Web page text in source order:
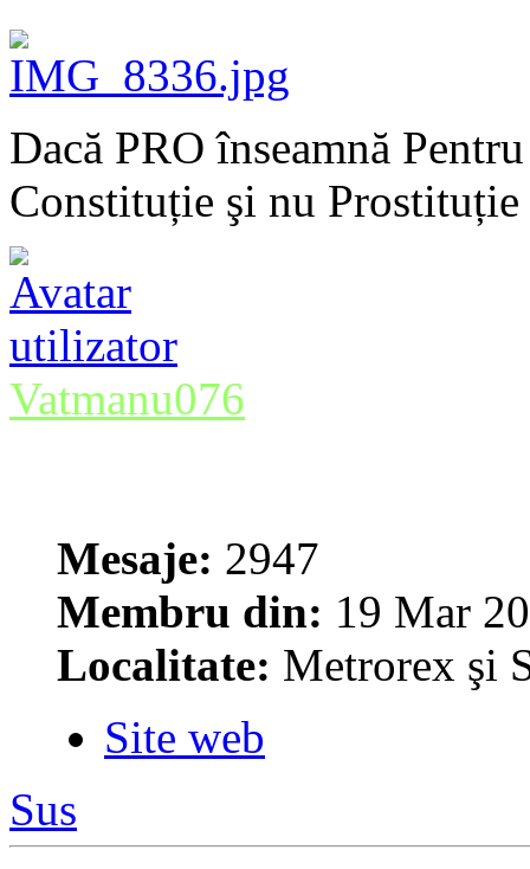
Dacă PRO înseamnă
Constituție şi nu Prostituție
Vatmanu076
Mesaje: 2947
Membru din: 19 Mar
Localitate: Metrorex şi
Site web
Sus